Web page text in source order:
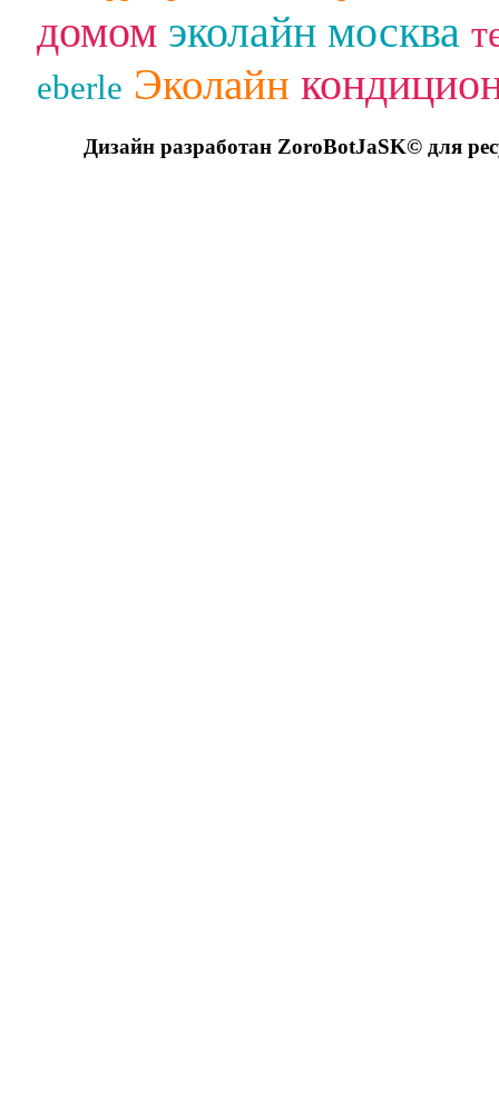
домом эколайн москва
eberle Эколайн
Дизайн разработан ZoroBotJaSK© для